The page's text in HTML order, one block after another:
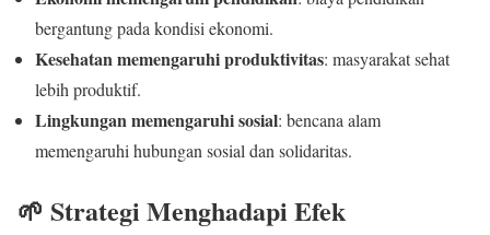
bergantung pada kondisi ekonomi.
Kesehatan memengaruhi produktivitas: masyarakat sehat
lebih produktif.
Lingkungan memengaruhi sosial: bencana alam
memengaruhi hubungan sosial dan solidaritas.
🌱 Strategi Menghadapi Efek